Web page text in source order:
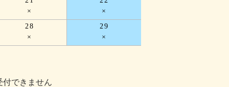
×
×
28
×
29
×
できません